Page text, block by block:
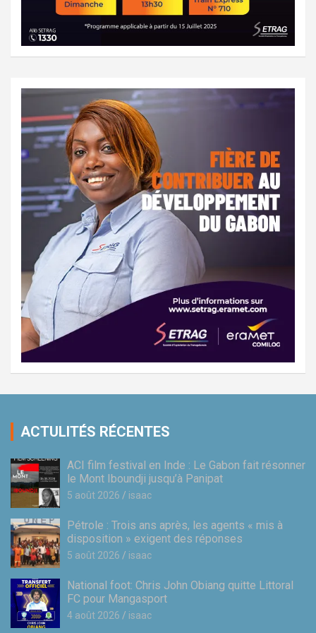
ACTULITÉS RÉCENTES
ACI film festival en Inde : Le Gabon fait résonner
le Mont Iboundji jusqu’à Panipat
5 août 2026 isaac
Pétrole : Trois ans après, les agents « mis à
disposition » exigent des réponses
5 août 2026 isaac
National foot: Chris John Obiang quitte Littoral
FC pour Mangasport
4 août 2026 isaac